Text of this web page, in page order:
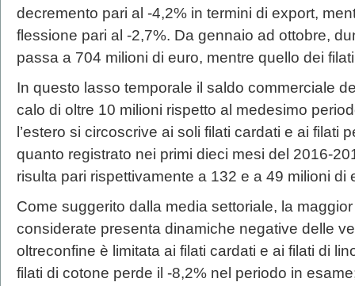
decremento pari al -4,2% in termini di export,
flessione pari al -2,7%. Da gennaio ad ottobre,
passa a 704 milioni di euro, mentre quello dei
In questo lasso temporale il saldo commerciale
calo di oltre 10 milioni rispetto al medesimo
l’estero si circoscrive ai soli filati cardati e ai filati
quanto registrato nei primi dieci mesi del 2016-
risulta pari rispettivamente a 132 e a 49 milioni di
Come suggerito dalla media settoriale, la
considerate presenta dinamiche negative delle
oltreconfine è limitata ai filati cardati e ai filati di
filati di cotone perde il -8,2% nel periodo in